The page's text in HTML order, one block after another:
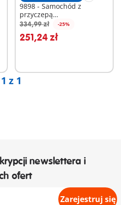
9898 - Samochód z
przyczepą
niskopodwoziową
334,99 zł -25%
251,24 zł
Dodaj do koszyka
1 z 1
newslettera i
ofert
Zarejestruj się